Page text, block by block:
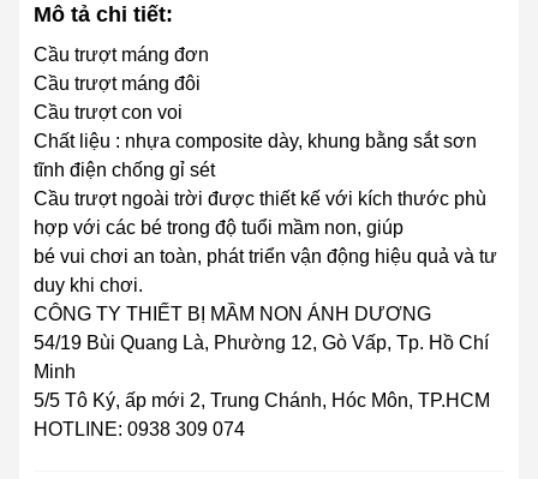
Mô tả chi tiết:
Cầu trượt máng đơn
Cầu trượt máng đôi
Cầu trượt con voi
Chất liệu : nhựa composite dày, khung bằng sắt sơn
tĩnh điện chống gỉ sét
Cầu trượt ngoài trời được thiết kế với kích thước phù
hợp với các bé trong độ tuổi mầm non, giúp
bé vui chơi an toàn, phát triển vận động hiệu quả và tư
duy khi chơi.
CÔNG TY THIẾT BỊ MẦM NON ÁNH DƯƠNG
54/19 Bùi Quang Là, Phường 12, Gò Vấp, Tp. Hồ Chí
Minh
5/5 Tô Ký, ấp mới 2, Trung Chánh, Hóc Môn, TP.HCM
HOTLINE: 0938 309 074